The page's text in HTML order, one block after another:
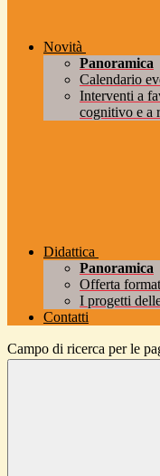
Novità
Panoramica
Calendario
Interventi a
cognitivo e a
Didattica
Panoramica
Offerta
I progetti
Contatti
Campo di ricerca per le